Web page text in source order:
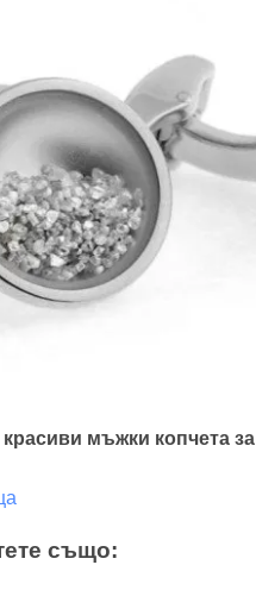
мъжки копчета
също: